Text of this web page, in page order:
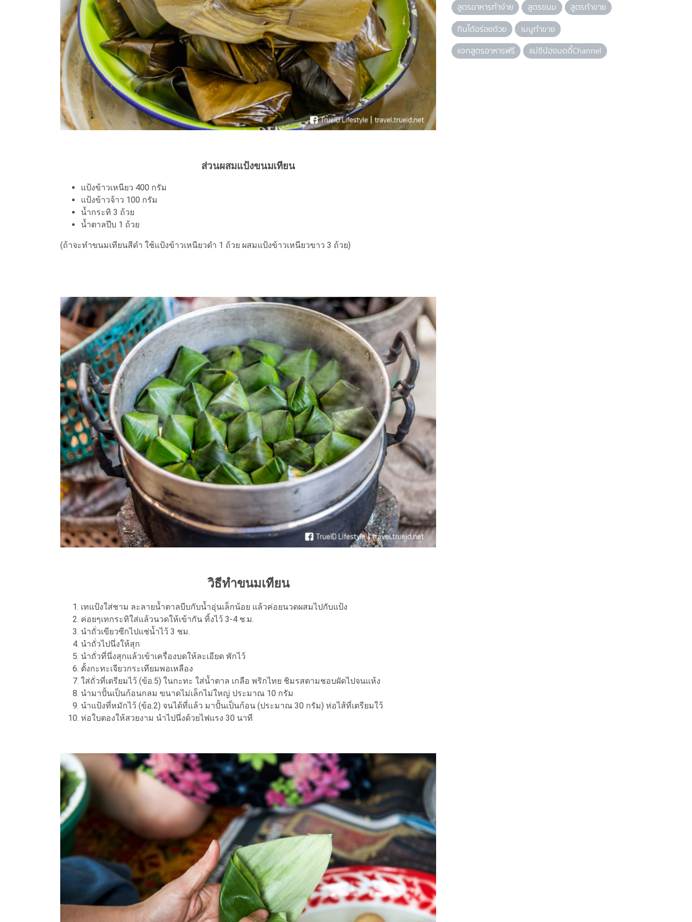
ส่วนผสมแป้งขนมเทียน
แป้งข้าวเหนียว 400 กรัม
แป้งข้าวจ้าว 100 กรัม
น้ำกระทิ 3 ถ้วย
น้ำตาลปีบ 1 ถ้วย
(ถ้าจะทำขนมเทียนสีดำ ใช้แป้งข้าวเหนียวดำ 1 ถ้วย ผสมแป้งข้าวเหนียวขาว 3 ถ้วย)
วิธีทำขนมเทียน
เทแป้งใส่ชาม ละลายน้ำตาลบีบกับน้ำอุ่นเล็กน้อย แล้วค่อยนวดผสมไปกับแป้ง
ค่อยๆเทกระทิใส่แล้วนวดให้เข้ากัน ทิ้งไว้ 3-4 ช.ม.
นำถั่วเขียวซีกไปแช่น้ำไว้ 3 ชม.
นำถั่วไปนึ่งให้สุก
นำถั่วที่นึ่งสุกแล้วเข้าเครื่องบดให้ละเอียด พักไว้
ตั้งกะทะเจียวกระเทียมพอเหลือง
ใส่ถั่วที่เตรียมไว้ (ข้อ.5) ในกะทะ ใส่น้ำตาล เกลือ พริกไทย ชิมรสตามชอบผัดไปจนแห้ง
นำมาปั้นเป็นก้อนกลม ขนาดไม่เล็กไม่ใหญ่ ประมาณ 10 กรัม
นำแป้งที่หมักไว้ (ข้อ.2) จนได้ที่แล้ว มาปั้นเป็นก้อน (ประมาณ 30 กรัม) ห่อไส้ที่เตรียมใว้
ห่อใบตองให้สวยงาม นำไปนึ่งด้วยไฟแรง 30 นาที
สูตรอาหารทำง่าย สูตรขนม
สูตรทำขาย
กินได้อร่อยด้วย
เมนูทำขาย
แจกสูตรอาหารฟรี
แม่ซีน้องมดดี้Channel